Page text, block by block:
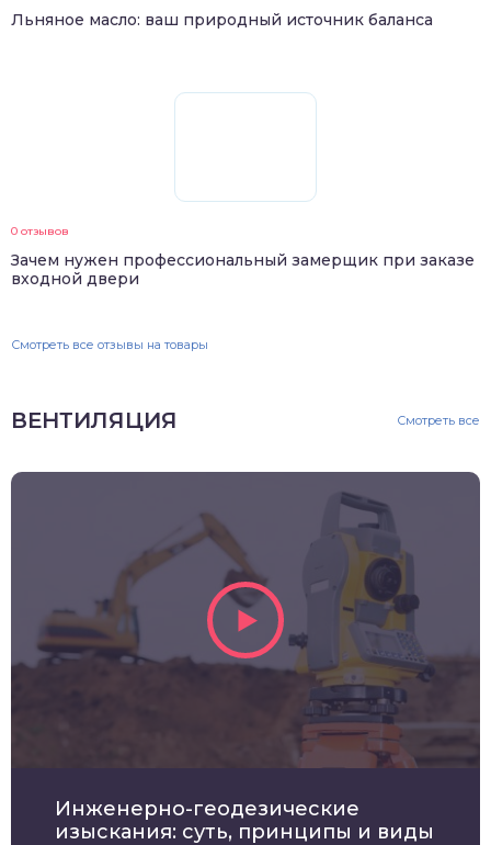
Льняное масло: ваш природный источник баланса
0 отзывов
Зачем нужен профессиональный замерщик при заказе
входной двери
Смотреть все отзывы на товары
ВЕНТИЛЯЦИЯ Смотреть все
Инженерно-геодезические
изыскания: суть, принципы и виды